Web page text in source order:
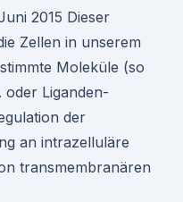
2015 Dieser
Zellen in unserem
Moleküle (so
oder Liganden-
der
an intrazelluläre
transmembranären